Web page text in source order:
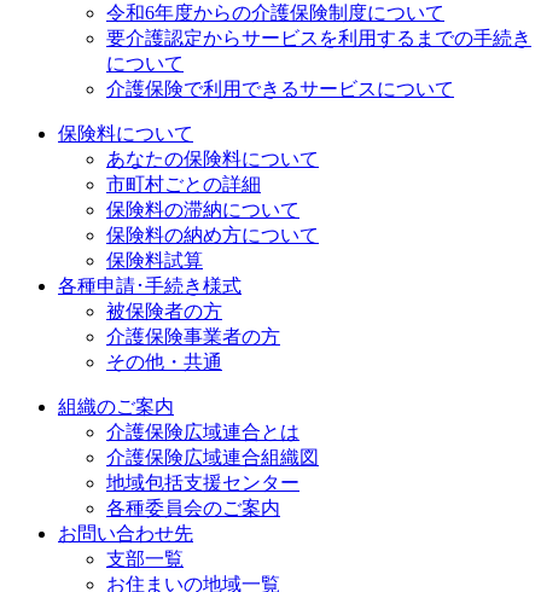
令和6年度からの介護保険制度について
要介護認定からサービスを利用するまでの⼿続き
について
介護保険で利用できるサービスについて
保険料について
あなたの保険料について
市町村ごとの詳細
保険料の滞納について
保険料の納め方について
保険料試算
各種申請･手続き様式
被保険者の方
介護保険事業者の方
その他・共通
組織のご案内
介護保険広域連合とは
介護保険広域連合組織図
地域包括支援センター
各種委員会のご案内
お問い合わせ先
支部一覧
お住まいの地域一覧